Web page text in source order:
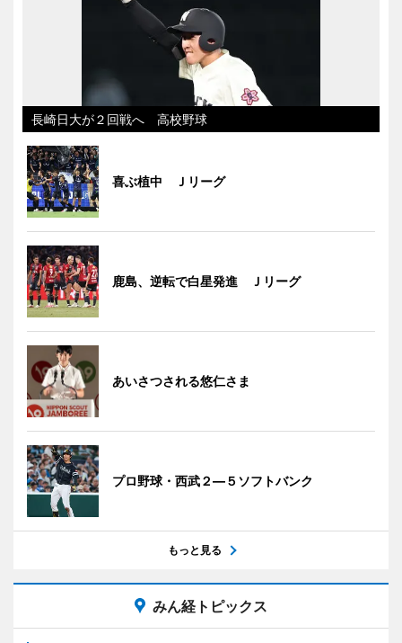
長崎日大が２回戦へ 高校野球
喜ぶ植中 Ｊリーグ
鹿島、逆転で白星発進 Ｊリーグ
あいさつされる悠仁さま
プロ野球・西武２―５ソフトバンク
もっと見る
みん経トピックス